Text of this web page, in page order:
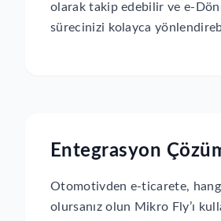
olarak takip edebilir ve e-
sürecinizi kolayca
Entegrasyon
Otomotivden e-ticarete,
olursanız olun Mikro Fly’ı